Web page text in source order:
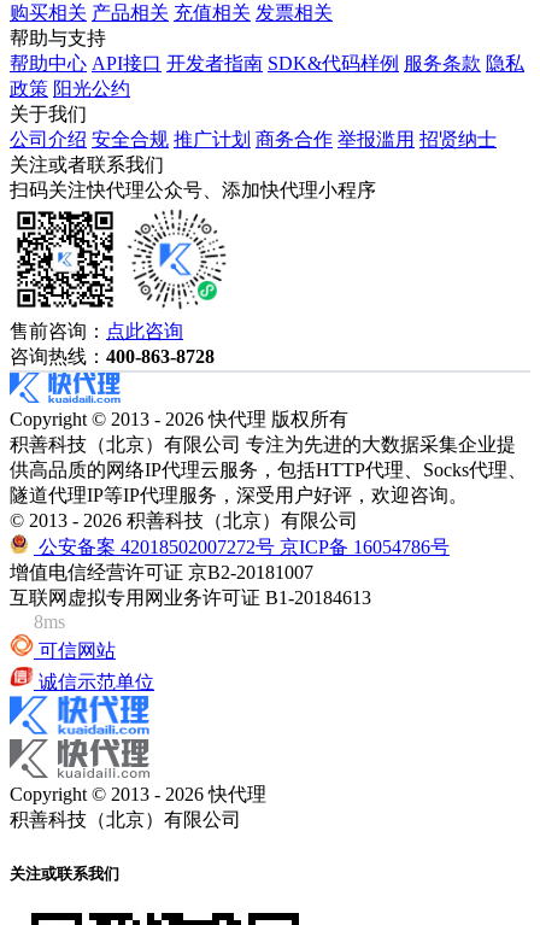
购买相关 产品相关 充值相关 发票相关
帮助与支持
帮助中心 API接口 开发者指南 SDK&代码样例 服务条款 隐私
政策 阳光公约
关于我们
公司介绍 安全合规 推广计划 商务合作 举报滥用 招贤纳士
关注或者联系我们
扫码关注快代理公众号、添加快代理小程序
售前咨询： 点此咨询
咨询热线： 400-863-8728
Copyright © 2013 - 2026 快代理 版权所有
积善科技（北京）有限公司 专注为先进的大数据采集企业提
供高品质的网络IP代理云服务，包括HTTP代理、Socks代理、
隧道代理IP等IP代理服务，深受用户好评，欢迎咨询。
© 2013 - 2026 积善科技（北京）有限公司
公安备案 42018502007272号 京ICP备 16054786号
增值电信经营许可证 京B2-20181007
互联网虚拟专用网业务许可证 B1-20184613
8ms
可信网站
诚信示范单位
Copyright © 2013 - 2026 快代理
积善科技（北京）有限公司
关注或联系我们